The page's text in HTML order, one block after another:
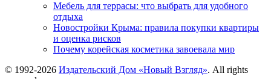
Мебель для террасы: что выбрать для удобного
отдыха
Новостройки Крыма: правила покупки квартиры
и оценка рисков
Почему корейская косметика завоевала мир
© 1992-2026 Издательский Дом «Новый Взгляд». All rights